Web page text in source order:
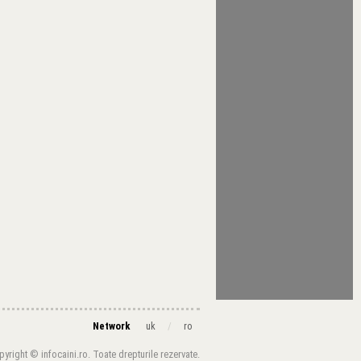
Network uk / ro
© infocaini.ro. Toate drepturile rezervate.